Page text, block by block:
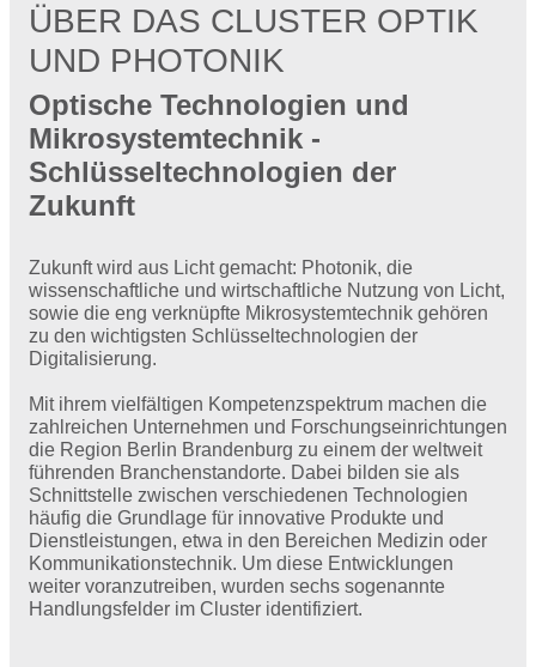
ÜBER DAS CLUSTER OPTIK
UND PHOTONIK
Optische Technologien und
Mikrosystemtechnik -
Schlüsseltechnologien der
Zukunft
Zukunft wird aus Licht gemacht: Photonik, die
wissenschaftliche und wirtschaftliche Nutzung von Licht,
sowie die eng verknüpfte Mikrosystemtechnik gehören
zu den wichtigsten Schlüsseltechnologien der
Digitalisierung.
Mit ihrem vielfältigen Kompetenzspektrum machen die
zahlreichen Unternehmen und Forschungseinrichtungen
die Region Berlin Brandenburg zu einem der weltweit
führenden Branchenstandorte. Dabei bilden sie als
Schnittstelle zwischen verschiedenen Technologien
häufig die Grundlage für innovative Produkte und
Dienstleistungen, etwa in den Bereichen Medizin oder
Kommunikationstechnik. Um diese Entwicklungen
weiter voranzutreiben, wurden sechs sogenannte
Handlungsfelder im Cluster identifiziert.